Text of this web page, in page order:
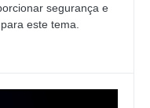
segurança e
este tema.